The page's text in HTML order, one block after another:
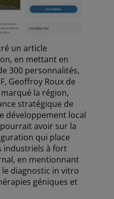
un article
en mettant en
300 personnalités,
Geoffroy Roux de
la région,
stratégique de
développement local
pourrait avoir sur la
qui place
industriels à fort
en mentionnant
diagnostic in vitro
géniques et